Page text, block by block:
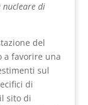
nucleare di
del
a favorire una
sul
di
sito di